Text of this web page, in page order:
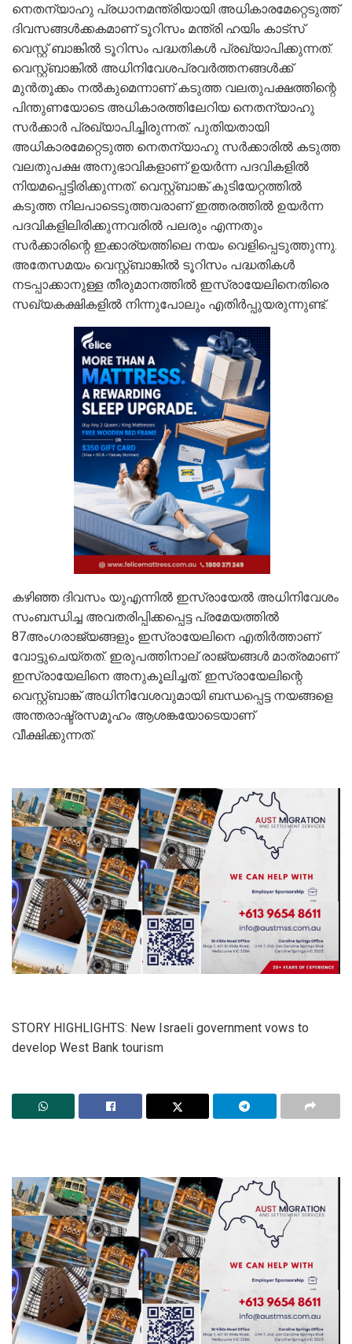
നെതന്യാഹു പ്രധാനമന്ത്രിയായി അധികാരമേറ്റെടുത്ത്
ദിവസങ്ങള്‍ക്കകമാണ് ടൂറിസം മന്ത്രി ഹയിം കാട്‌സ്
വെസ്റ്റ് ബാങ്കില്‍ ടൂറിസം പദ്ധതികള്‍ പ്രഖ്യാപിക്കുന്നത്.
വെസ്റ്റ്ബാങ്കില്‍ അധിനിവേശപ്രവര്‍ത്തനങ്ങള്‍ക്ക്
മുന്‍തൂക്കം നല്‍കുമെന്നാണ് കടുത്ത വലതുപക്ഷത്തിന്റെ
പിന്തുണയോടെ അധികാരത്തിലേറിയ നെതന്യാഹു
സര്‍ക്കാര്‍ പ്രഖ്യാപിച്ചിരുന്നത്. പുതിയതായി
അധികാരമേറ്റെടുത്ത നെതന്യാഹു സര്‍ക്കാരില്‍ കടുത്ത
വലതുപക്ഷ അനുഭാവികളാണ് ഉയര്‍ന്ന പദവികളില്‍
നിയമപ്പെട്ടിരിക്കുന്നത്. വെസ്റ്റ്ബാങ്ക് കുടിയേറ്റത്തില്‍
കടുത്ത നിലപാടെടുത്തവരാണ് ഇത്തരത്തില്‍ ഉയര്‍ന്ന
പദവികളിലിരിക്കുന്നവരില്‍ പലരും എന്നതും
സര്‍ക്കാരിന്റെ ഇക്കാര്യത്തിലെ നയം വെളിപ്പെടുത്തുന്നു.
അതേസമയം വെസ്റ്റ്ബാങ്കില്‍ ടൂറിസം പദ്ധതികള്‍
നടപ്പാക്കാനുള്ള തീരുമാനത്തില്‍ ഇസ്രായേലിനെതിരെ
സഖ്യകക്ഷികളില്‍ നിന്നുപോലും എതിര്‍പ്പുയരുന്നുണ്ട്.
കഴിഞ്ഞ ദിവസം യുഎന്നില്‍ ഇസ്രായേല്‍ അധിനിവേശം
സംബന്ധിച്ച അവതരിപ്പിക്കപ്പെട്ട പ്രമേയത്തില്‍
87അംഗരാജ്യങ്ങളും ഇസ്രായേലിനെ എതിര്‍ത്താണ്
വോട്ടുചെയ്തത്. ഇരുപത്തിനാല് രാജ്യങ്ങള്‍ മാത്രമാണ്
ഇസ്രായേലിനെ അനുകൂലിച്ചത്. ഇസ്രായേലിന്റെ
വെസ്റ്റ്ബാങ്ക് അധിനിവേശവുമായി ബന്ധപ്പെട്ട നയങ്ങളെ
അന്തരാഷ്ട്രസമൂഹം ആശങ്കയോടെയാണ്
വീക്ഷിക്കുന്നത്.
STORY HIGHLIGHTS: New Israeli government vows to
develop West Bank tourism